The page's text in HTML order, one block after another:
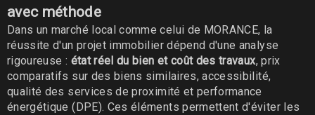
avec méthode
Dans un marché local comme celui de MORANCE, la
réussite d'un projet immobilier dépend d'une analyse
rigoureuse : état réel du bien et coût des travaux, prix
comparatifs sur des biens similaires, accessibilité,
qualité des services de proximité et performance
énergétique (DPE). Ces éléments permettent d'éviter les